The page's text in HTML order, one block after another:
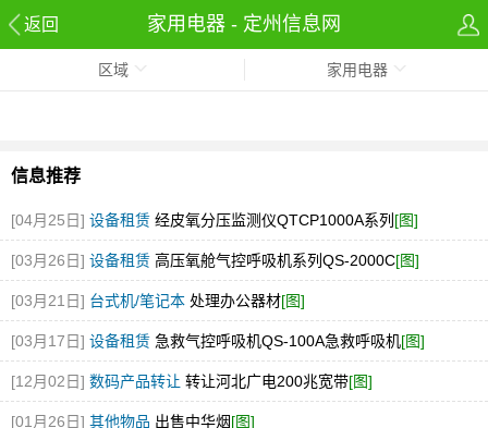
返回 家用电器 - 定州信息网
区域 家用电器
信息推荐
[04月25日] 设备租赁 经皮氧分压监测仪QTCP1000A系列 [图]
[03月26日] 设备租赁 高压氧舱气控呼吸机系列QS-2000C[图]
[03月21日] 台式机/笔记本 处理办公器材[图]
[03月17日] 设备租赁 急救气控呼吸机QS-100A急救呼吸机[图]
[12月02日] 数码产品转让 转让河北广电200兆宽带[图]
[01月26日] 其他物品 出售中华烟[图]